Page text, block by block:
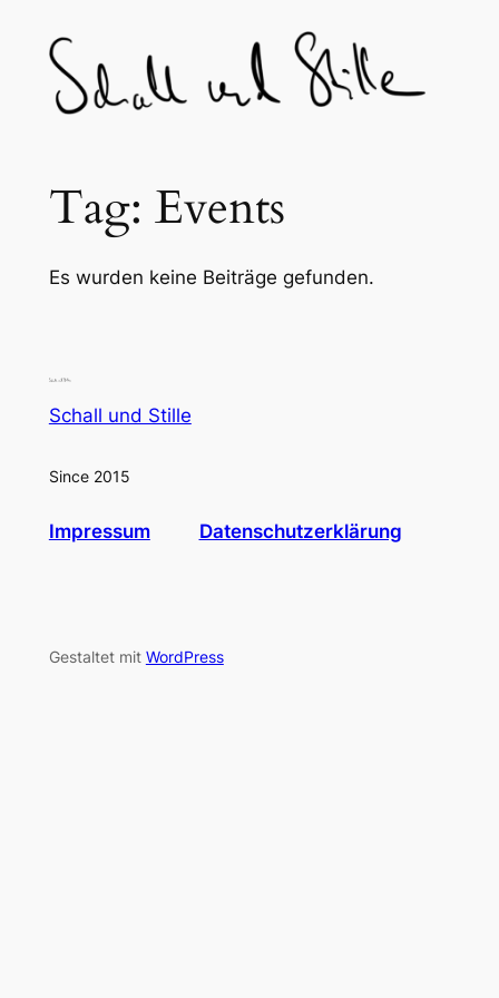
content
Tag: Events
Es wurden keine Beiträge gefunden.
Schall und Stille
Since 2015
Impressum Datenschutzerklärung
Gestaltet mit WordPress